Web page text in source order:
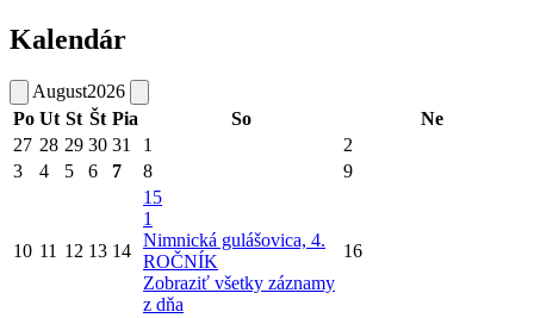
Kalendár
August2026
Po Ut St Št Pia So
Ne
27 28 29 30 31 1
2
3
4 5 6 7 8 9
10 11 12 13 14
15
1
Nimnická gulášovica, 4.
ROČNÍK
Zobraziť všetky záznamy
z dňa
16